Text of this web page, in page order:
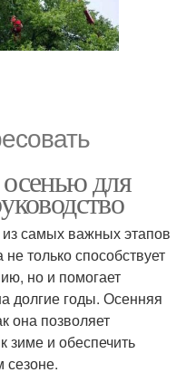
для
самых важных этапов
только способствует
но и помогает
долгие годы. Осенняя
она позволяет
зиме и обеспечить